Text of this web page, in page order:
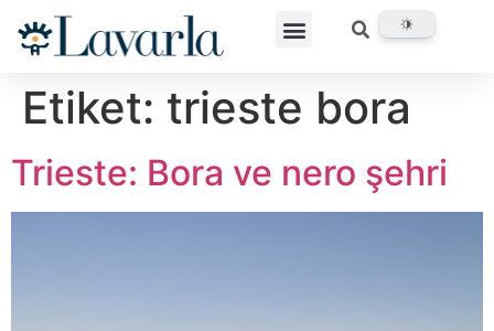
Etiket: trieste bora
Trieste: Bora ve nero şehri